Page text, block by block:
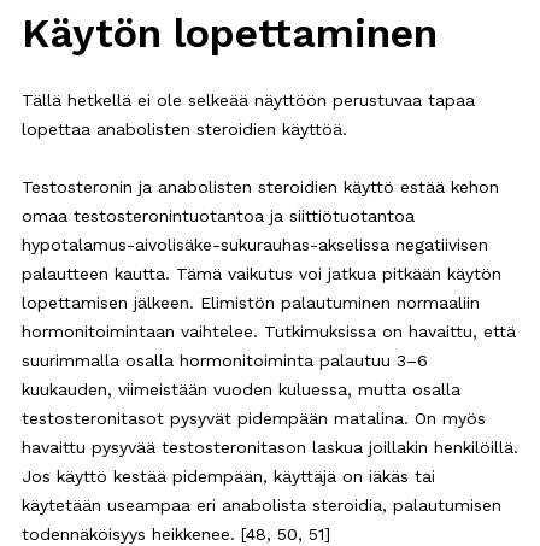
Käytön lopettaminen
Tällä hetkellä ei ole selkeää näyttöön perustuvaa tapaa
lopettaa anabolisten steroidien käyttöä.
Testosteronin ja anabolisten steroidien käyttö estää kehon
omaa testosteronintuotantoa ja siittiötuotantoa
hypotalamus-aivolisäke-sukurauhas-akselissa negatiivisen
palautteen kautta. Tämä vaikutus voi jatkua pitkään käytön
lopettamisen jälkeen. Elimistön palautuminen normaaliin
hormonitoimintaan vaihtelee. Tutkimuksissa on havaittu, että
suurimmalla osalla hormonitoiminta palautuu 3–6
kuukauden, viimeistään vuoden kuluessa, mutta osalla
testosteronitasot pysyvät pidempään matalina. On myös
havaittu pysyvää testosteronitason laskua joillakin henkilöillä.
Jos käyttö kestää pidempään, käyttäjä on iäkäs tai
käytetään useampaa eri anabolista steroidia, palautumisen
todennäköisyys heikkenee. [48, 50, 51]